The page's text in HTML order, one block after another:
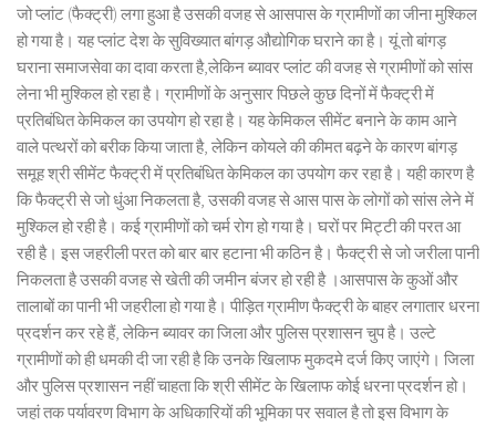
जो प्लांट (फैक्ट्री) लगा हुआ है उसकी वजह से आसपास के ग्रामीणों का जीना मुश्किल
हो गया है। यह प्लांट देश के सुविख्यात बांगड़ औद्योगिक घराने का है। यूं तो बांगड़
घराना समाजसेवा का दावा करता है,लेकिन ब्यावर प्लांट की वजह से ग्रामीणों को सांस
लेना भी मुश्किल हो रहा है। ग्रामीणों के अनुसार पिछले कुछ दिनों में फैक्ट्री में
प्रतिबंधित केमिकल का उपयोग हो रहा है। यह केमिकल सीमेंट बनाने के काम आने
वाले पत्थरों को बरीक किया जाता है, लेकिन कोयले की कीमत बढ़ने के कारण बांगड़
समूह श्री सीमेंट फैक्ट्री में प्रतिबंधित केमिकल का उपयोग कर रहा है। यही कारण है
कि फैक्ट्री से जो धुंआ निकलता है, उसकी वजह से आस पास के लोगों को सांस लेने में
मुश्किल हो रही है। कई ग्रामीणों को चर्म रोग हो गया है। घरों पर मिट्टी की परत आ
रही है। इस जहरीली परत को बार बार हटाना भी कठिन है। फैक्ट्री से जो जरीला पानी
निकलता है उसकी वजह से खेती की जमीन बंजर हो रही है ।आसपास के कुओं और
तालाबों का पानी भी जहरीला हो गया है। पीड़ित ग्रामीण फैक्ट्री के बाहर लगातार धरना
प्रदर्शन कर रहे हैं, लेकिन ब्यावर का जिला और पुलिस प्रशासन चुप है। उल्टे
ग्रामीणों को ही धमकी दी जा रही है कि उनके खिलाफ मुकदमे दर्ज किए जाएंगे। जिला
और पुलिस प्रशासन नहीं चाहता कि श्री सीमेंट के खिलाफ कोई धरना प्रदर्शन हो।
जहां तक पर्यावरण विभाग के अधिकारियों की भूमिका पर सवाल है तो इस विभाग के